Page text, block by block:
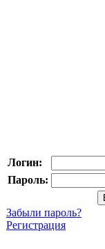
Логин:
Пароль:
Забыли пароль?
Регистрация